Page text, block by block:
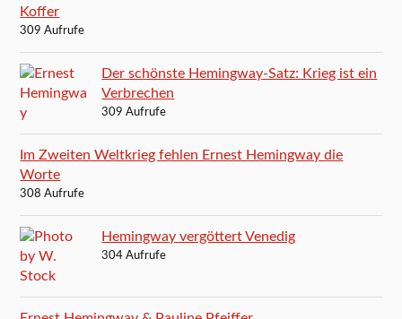
Koffer
309 Aufrufe
Der schönste Hemingway-Satz: Krieg ist ein
Verbrechen
309 Aufrufe
Im Zweiten Weltkrieg fehlen Ernest Hemingway die
Worte
308 Aufrufe
Hemingway vergöttert Venedig
304 Aufrufe